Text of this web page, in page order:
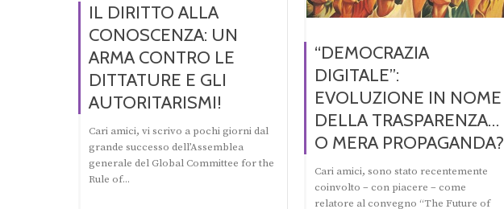
IL DIRITTO ALLA
CONOSCENZA: UN
ARMA CONTRO LE
DITTATURE E GLI
AUTORITARISMI!
Cari amici, vi scrivo a pochi giorni dal
grande successo dell’Assemblea
generale del Global Committee for the
Rule of...
“DEMOCRAZIA
DIGITALE”:
EVOLUZIONE IN NOME
DELLA TRASPARENZA…
O MERA PROPAGANDA?
Cari amici, sono stato recentemente
coinvolto – con piacere – come
relatore al convegno “The Future of